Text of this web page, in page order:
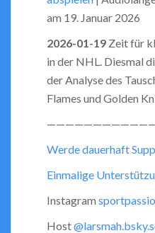
RSS FEED
EMBED
am 19. Januar 2026
2026-01-19 Zeit für
in der NHL. Diesmal
der Analyse des
Flames und Golden
Werde dauerhaft
Einmalige
Instagram
Host